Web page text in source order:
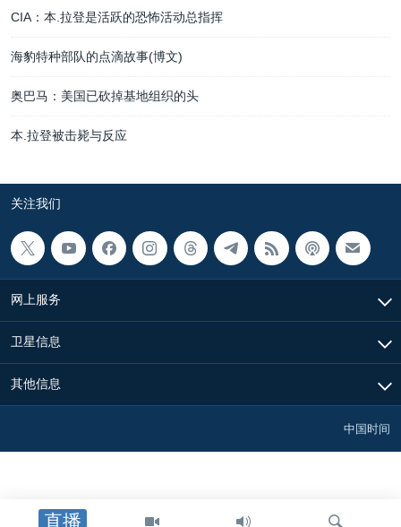
直播
CIA：本.拉登是活跃的恐怖活动总指挥
海豹特种部队的点滴故事(博文)
奥巴马：美国已砍掉基地组织的头
本.拉登被击毙与反应
关注我们
网上服务
卫星信息
其他信息
中国时间